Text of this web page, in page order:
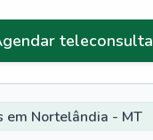
teleconsulta
em Nortelândia - MT